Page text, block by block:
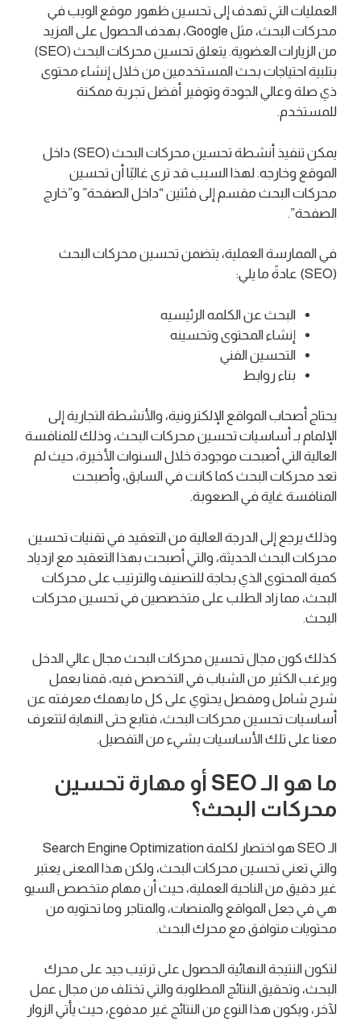
العمليات التي تهدف إلى تحسين ظهور موقع الويب في
محركات البحث، مثل Google، بهدف الحصول على المزيد
من الزيارات العضوية. يتعلق تحسين محركات البحث (SEO)
بتلبية احتياجات بحث المستخدمين من خلال إنشاء محتوى
ذي صلة وعالي الجودة وتوفير أفضل تجربة ممكنة
للمستخدم.
يمكن تنفيذ أنشطة تحسين محركات البحث (SEO) داخل
الموقع وخارجه. لهذا السبب قد ترى غالبًا أن تحسين
محركات البحث مقسم إلى فئتين “داخل الصفحة” و”خارج
الصفحة”.
في الممارسة العملية، يتضمن تحسين محركات البحث
(SEO) عادةً ما يلي:
البحث عن الكلمه الرئيسيه
إنشاء المحتوى وتحسينه
التحسين الفني
بناء روابط
يحتاج أصحاب المواقع الإلكترونية، والأنشطة التجارية إلى
الإلمام بـ أساسيات تحسين محركات البحث، وذلك للمنافسة
العالية التي أصبحت موجودة خلال السنوات الأخيرة، حيث لم
تعد محركات البحث كما كانت في السابق، وأصبحت
المنافسة غاية في الصعوبة.
وذلك يرجع إلى الدرجة العالية من التعقيد في تقنيات تحسين
محركات البحث الحديثة، والتي أصبحت بهذا التعقيد مع ازدياد
كمية المحتوى الذي بحاجة للتصنيف والترتيب على محركات
البحث، مما زاد الطلب على متخصصين في تحسين محركات
البحث.
كذلك كون مجال تحسين محركات البحث مجال عالي الدخل
ويرغب الكثير من الشباب في التخصص فيه، قمنا بعمل
شرح شامل ومفصل يحتوي على كل ما يهمك معرفته عن
أساسيات تحسين محركات البحث، فتابع حتى النهاية لتتعرف
معنا على تلك الأساسيات بشيء من التفصيل.
ما هو الـ SEO أو مهارة تحسين
محركات البحث؟
الـ SEO هو اختصار لكلمة Search Engine Optimization
والتي تعني تحسين محركات البحث، ولكن هذا المعنى يعتبر
غير دقيق من الناحية العملية، حيث أن مهام متخصص السيو
هي في جعل المواقع والمنصات، والمتاجر وما تحتويه من
محتويات متوافق مع محرك البحث.
لتكون النتيجة النهائية الحصول على ترتيب جيد على محرك
البحث، وتحقيق النتائج المطلوبة والتي تختلف من مجال عمل
لآخر، ويكون هذا النوع من النتائج غير مدفوع، حيث يأتي الزوار